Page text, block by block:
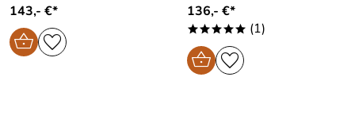
143,- €* 136,- €*
***** (1)